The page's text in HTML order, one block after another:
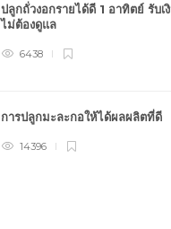
ปลูกถั่วงอกรายได้ดี 1 อาทิตย์ รับเ
ไม่ต้องดูแล
6438
การปลูกมะละกอให้ได้ผลผลิตที่ดี
14396